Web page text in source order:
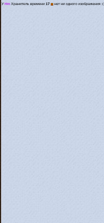
У Hm Хранитель времени 17 нет ни одного изображения :(